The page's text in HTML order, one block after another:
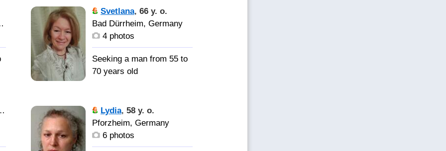
женьщин, детей и.
животных
мужчину для серьезных
отношений. Некурящего,
равнодушного к
самостоятельного, за
которым буду как за
Svetlana, 66 y. o.
Bad Dürrheim, Germany
4 photos
Seeking a man from 55 to
70 years old
переезда из Челябинска
22 год живу на юге
Германии, но душой
Lydia, 58 y. o.
Pforzheim, Germany
6 photos